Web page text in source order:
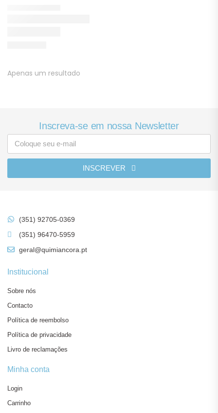
Apenas um resultado
Inscreva-se em nossa Newsletter
INSCREVER
(351) 92705-0369
(351) 96470-5959
geral@quimiancora.pt
Institucional
Sobre nós
Contacto
Política de reembolso
Política de privacidade
Livro de reclamações
Minha conta
Login
Carrinho